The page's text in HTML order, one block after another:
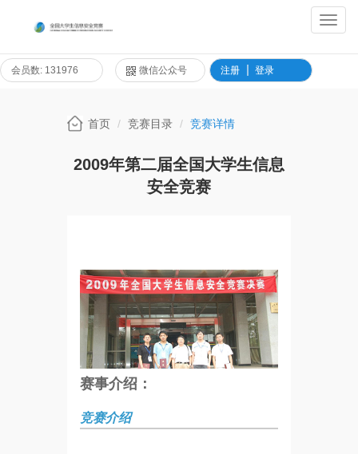
会员数: 131976 微信公众号 注册 登录
首页 竞赛目录 竞赛详情
2009年第二届全国大学生信息
安全竞赛
赛事介绍：
竞赛介绍